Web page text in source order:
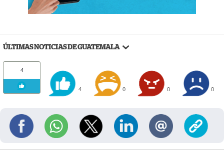
ÚLTIMAS NOTICIAS DE GUATEMALA
4
4 0 0 0